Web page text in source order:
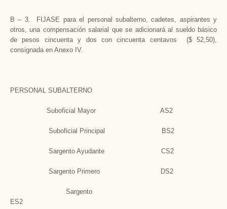
B – 3. FIJASE para el personal subalterno, cadetes, aspirantes y
otros, una compensación salarial que se adicionará al sueldo básico
de pesos cincuenta y dos con cincuenta centavos ($ 52,50),
consignada en Anexo IV.
PERSONAL SUBALTERNO
Suboficial Mayor AS2
Suboficial Principal BS2
Sargento Ayudante CS2
Sargento Primero DS2
Sargento
ES2